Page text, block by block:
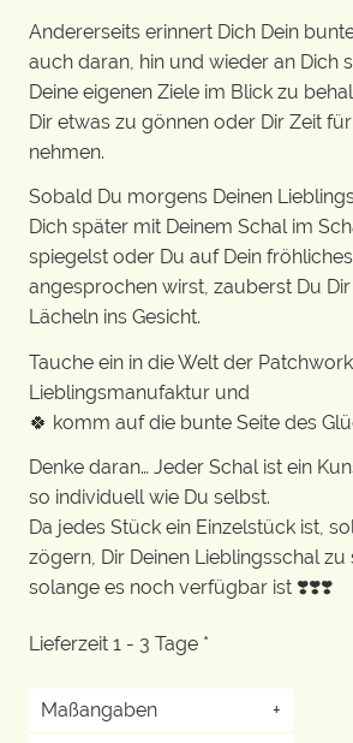
Andererseits erinnert Dich Dein
auch daran, hin und wieder an Dich
Deine eigenen Ziele im Blick zu
Dir etwas zu gönnen oder Dir Zeit
nehmen.
Sobald Du morgens Deinen
Dich später mit Deinem Schal im
spiegelst oder Du auf Dein
angesprochen wirst, zauberst Du
Lächeln ins Gesicht.
Tauche ein in die Welt der
Lieblingsmanufaktur und
🍀 komm auf die bunte Seite des
Denke daran… Jeder Schal ist ein
so individuell wie Du selbst.
Da jedes Stück ein Einzelstück ist,
zögern, Dir Deinen Lieblingsschal zu
solange es noch verfügbar ist ❣️❣️❣️
Lieferzeit 1 - 3 Tage *
Maßangaben
+